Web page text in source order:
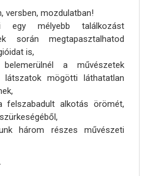
versben, mozdulatban!
egy mélyebb találkozást
során megtapasztalhatod
is,
a művészetek
látszatok mögötti láthatatlan
felszabadult alkotás örömét,
három részes művészeti